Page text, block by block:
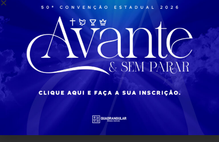
Entre em contato
Rua Domingos Costa Rezende, 385 Braúnas - BH - MG